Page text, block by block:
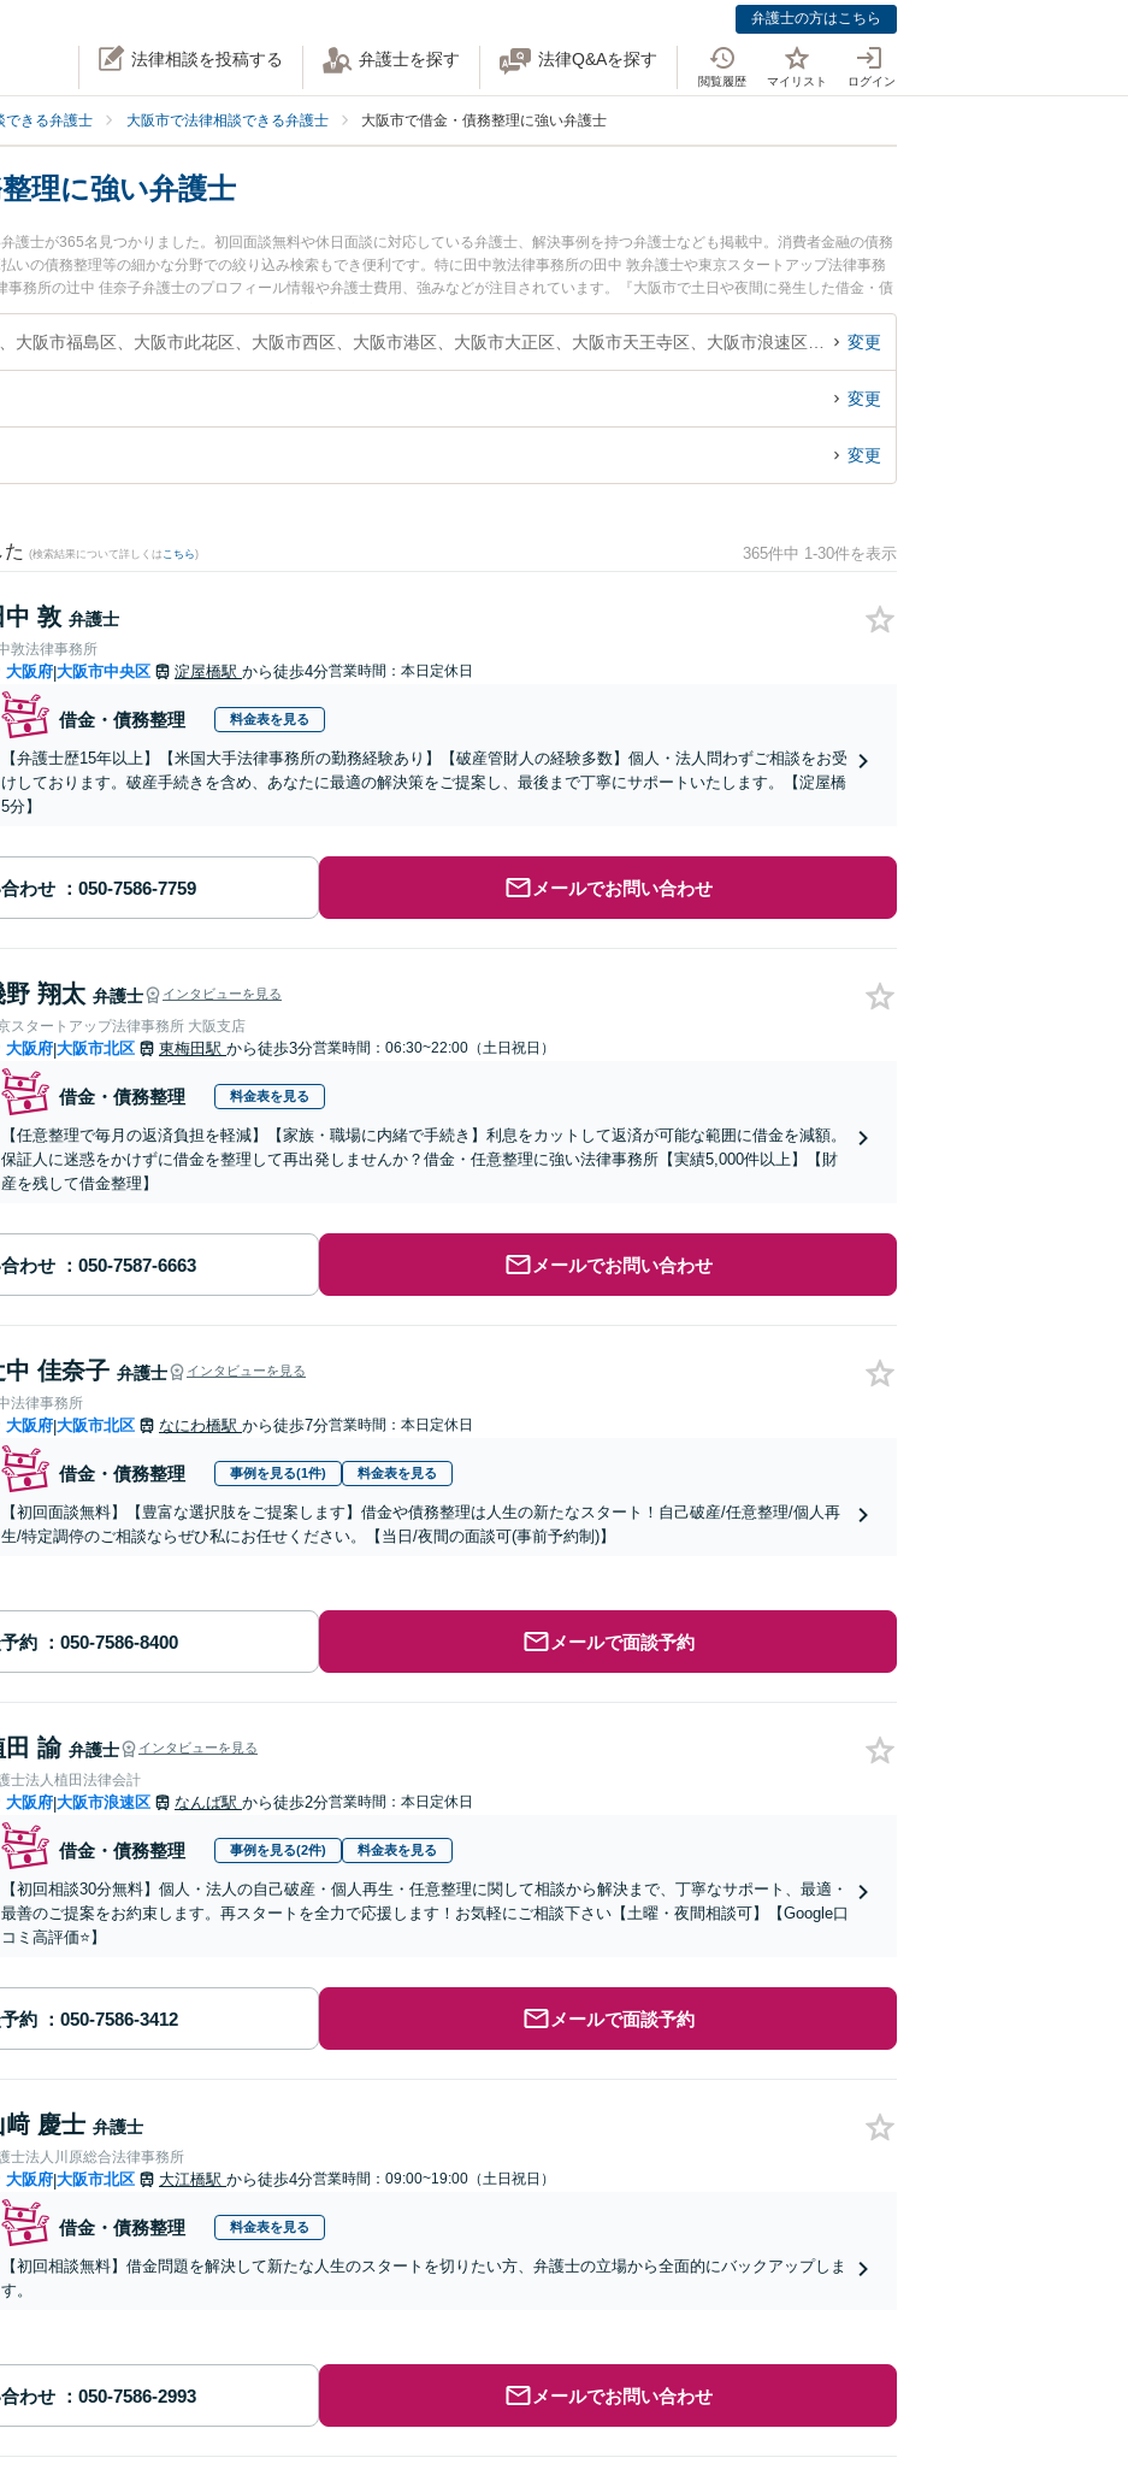
弁護士の方はこちら
法律相談を投稿する 弁護士を探す 法律Q&Aを探す
閲覧履歴 マイリスト ログイン
できる弁護士 大阪市で法律相談できる弁護士 大阪市で借金・債務整理に強い弁護士
理に強い弁護士
護士が365名見つかりました。初回面談無料や休日面談に対応している弁護士、解決事例を持つ弁護士なども掲載中。消費者金融の債務
いの債務整理等の細かな分野での絞り込み検索もでき便利です。特に田中敦法律事務所の田中 敦弁護士や東京スタートアップ法律事務
事務所の辻中 佳奈子弁護士のプロフィール情報や弁護士費用、強みなどが注目されています。『大阪市で土日や夜間に発生した借金・債
したい』『借金・債務整理のトラブル解決の実績豊富な近くの弁護士を検索したい』『初回相談無料で借金・債務整理を法律相談できる
でお困りの相談者さんにおすすめです。
変更
変更
変更
(検索結果について詳しくは こちら) 365件中 1-30件を表示
中 敦 弁護士
敦法律事務所
大阪府|大阪市中央区 淀屋橋駅 から徒歩4分営業時間：本日定休日
借金・債務整理 料金表を見る
【弁護士歴15年以上】【米国大手法律事務所の勤務経験あり】【破産管財人の経験多数】個人・法人問わずご相談をお受
けしております。破産手続きを含め、あなたに最適の解決策をご提案し、最後まで丁寧にサポートいたします。【淀屋橋
5分】
わせ メールでお問い合わせ
野 翔太 弁護士 インタビューを見る
スタートアップ法律事務所 大阪支店
大阪府|大阪市北区 東梅田駅 から徒歩3分営業時間：06:30~22:00（土日祝日）
借金・債務整理 料金表を見る
【任意整理で毎月の返済負担を軽減】【家族・職場に内緒で手続き】利息をカットして返済が可能な範囲に借金を減額。
保証人に迷惑をかけずに借金を整理して再出発しませんか？借金・任意整理に強い法律事務所【実績5,000件以上】【財
産を残して借金整理】
わせ メールでお問い合わせ
中 佳奈子 弁護士 インタビューを見る
法律事務所
大阪府|大阪市北区 なにわ橋駅 から徒歩7分営業時間：本日定休日
借金・債務整理 事例を見る(1件) 料金表を見る
【初回面談無料】【豊富な選択肢をご提案します】借金や債務整理は人生の新たなスタート！自己破産/任意整理/個人再
生/特定調停のご相談ならぜひ私にお任せください。【当日/夜間の面談可(事前予約制)】
約 メールで面談予約
田 諭 弁護士 インタビューを見る
士法人植田法律会計
大阪府|大阪市浪速区 なんば駅 から徒歩2分営業時間：本日定休日
借金・債務整理 事例を見る(2件) 料金表を見る
【初回相談30分無料】個人・法人の自己破産・個人再生・任意整理に関して相談から解決まで、丁寧なサポート、最適・
最善のご提案をお約束します。再スタートを全力で応援します！お気軽にご相談下さい【土曜・夜間相談可】【Google口
コミ高評価⭐️】
約 メールで面談予約
﨑 慶士 弁護士
士法人川原総合法律事務所
大阪府|大阪市北区 大江橋駅 から徒歩4分営業時間：09:00~19:00（土日祝日）
借金・債務整理 料金表を見る
【初回相談無料】借金問題を解決して新たな人生のスタートを切りたい方、弁護士の立場から全面的にバックアップしま
す。
わせ メールでお問い合わせ